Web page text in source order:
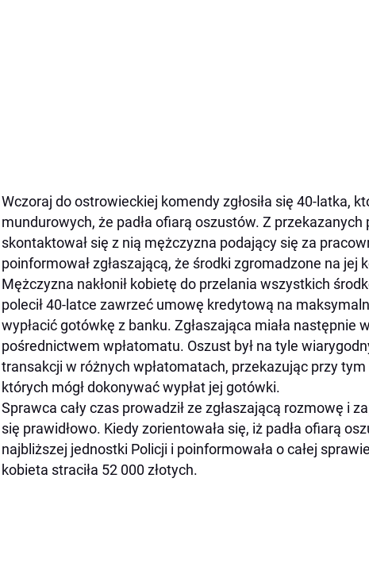
Wczoraj do ostrowieckiej komendy zgłosiła się 40-latka,
mundurowych, że padła ofiarą oszustów. Z przekazanych
skontaktował się z nią mężczyzna podający się za
poinformował zgłaszającą, że środki zgromadzone na jej
Mężczyzna nakłonił kobietę do przelania wszystkich
polecił 40-latce zawrzeć umowę kredytową na
wypłacić gotówkę z banku. Zgłaszająca miała następnie
pośrednictwem wpłatomatu. Oszust był na tyle
transakcji w różnych wpłatomatach, przekazując przy
których mógł dokonywać wypłat jej gotówki.
Sprawca cały czas prowadził ze zgłaszającą rozmowę i
się prawidłowo. Kiedy zorientowała się, iż padła ofiarą
najbliższej jednostki Policji i poinformowała o całej
kobieta straciła 52 000 złotych.